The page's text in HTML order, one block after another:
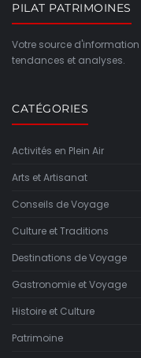
PILAT PATRIMOINES
Votre source
tendances et analyses.
CATÉGORIES
Activités en Plein Air
Arts et Artisanat
Conseils de Voyage
Culture et Traditions
Destinations de Voyage
Gastronomie et Voyage
Histoire et Culture
Patrimoine